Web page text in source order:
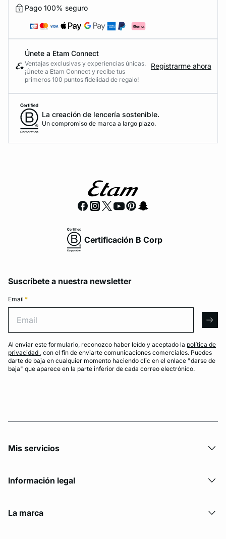
Pago 100% seguro
Únete a Etam Connect
Ventajas exclusivas y experiencias únicas.
¡Únete a Etam Connect y recibe tus
primeros 100 puntos fidelidad de regalo!
Registrarme ahora
La creación de lencería sostenible.
Un compromiso de marca a largo plazo.
Certificación B Corp
Suscríbete a nuestra newsletter
Email *
Al enviar este formulario, reconozco haber leído y aceptado la política de
privacidad , con el fin de enviarte comunicaciones comerciales. Puedes
darte de baja en cualquier momento haciendo clic en el enlace "darse de
baja" que aparece en la parte inferior de cada correo electrónico.
Mis servicios
Información legal
La marca